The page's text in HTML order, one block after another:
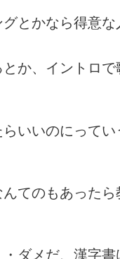
とかなら得意
か、イントロ
いいのにって
てのもあった
ダメだ、漢字